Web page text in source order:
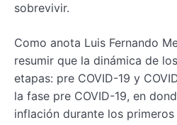
sobrevivir.
Como anota Luis Fernando
resumir que la dinámica de
etapas: pre COVID-19 y
la fase pre COVID-19, en
inflación durante los